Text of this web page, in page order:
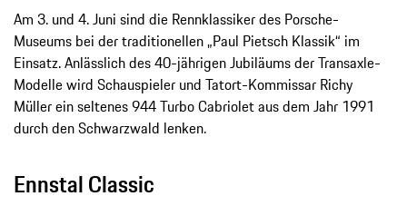
Am 3. und 4. Juni sind die Rennklassiker des Porsche-
Museums bei der traditionellen „Paul Pietsch Klassik“ im
Einsatz. Anlässlich des 40-jährigen Jubiläums der Transaxle-
Modelle wird Schauspieler und Tatort-Kommissar Richy
Müller ein seltenes 944 Turbo Cabriolet aus dem Jahr 1991
durch den Schwarzwald lenken.
Ennstal Classic